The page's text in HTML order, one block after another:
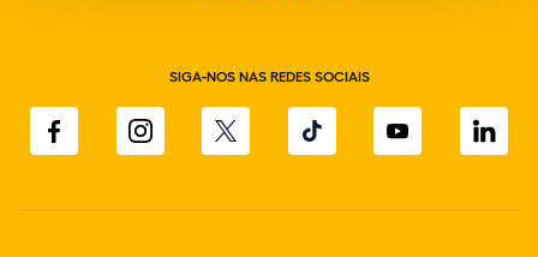
SIGA-NOS NAS REDES SOCIAIS